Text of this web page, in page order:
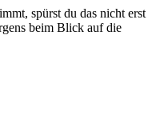
spürst du das nicht erst
beim Blick auf die